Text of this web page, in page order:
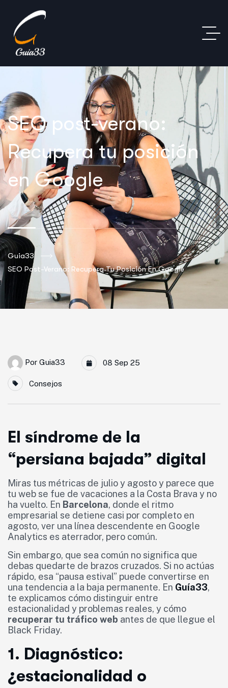
SEO post-verano:
Recupera tu posición
en Google
Guia33
SEO Post-Verano: Recupera Tu Posición En Google
Por Guia33 08 Sep 25
Consejos
El síndrome de la
“persiana bajada” digital
Miras tus métricas de julio y agosto y parece que
tu web se fue de vacaciones a la Costa Brava y no
ha vuelto. En Barcelona, donde el ritmo
empresarial se detiene casi por completo en
agosto, ver una línea descendente en Google
Analytics es aterrador, pero común.
Sin embargo, que sea común no significa que
debas quedarte de brazos cruzados. Si no actúas
rápido, esa “pausa estival” puede convertirse en
una tendencia a la baja permanente. En Guía33,
te explicamos cómo distinguir entre
estacionalidad y problemas reales, y cómo
recuperar tu tráfico web antes de que llegue el
Black Friday.
1. Diagnóstico:
¿estacionalidad o